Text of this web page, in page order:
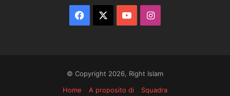
Facebook
You Instagram
© Copyright 2026, Right Islam
Home
A proposito di Squadra